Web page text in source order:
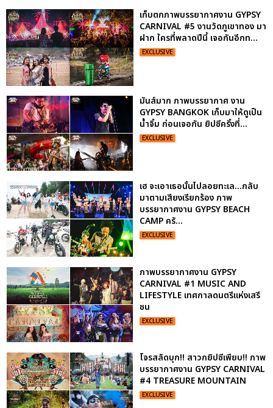
เก็บตกภาพบรรยากาศงาน GYPSY
CARNIVAL #5 งานวัดภูเขาทอง มา
ฝาก ใครที่พลาดปีนี้ เจอกันอีกท...
EXCLUSIVE
มันส์มาก ภาพบรรยากาศ งาน
GYPSY BANGKOK เก็บมาให้ดูเป็น
น้ำจิ้ม ก่อนเจอกัน ยิปซีครั้งที่...
EXCLUSIVE
เฮ จะเอาเธอนั้นไปลอยทะเล...กลับ
มาตามเสียงเรียกร้อง ภาพ
บรรยากาศงาน GYPSY BEACH
CAMP ครั...
EXCLUSIVE
ภาพบรรยากาศงาน GYPSY
CARNIVAL #1 MUSIC AND
LIFESTYLE เทศกาลดนตรีแห่งเสรี
ชน
EXCLUSIVE
โจรสลัดบุก!! สาวกยิปซีเพียบ!! ภาพ
บรรยากาศงาน GYPSY CARNIVAL
#4 TREASURE MOUNTAIN
EXCLUSIVE